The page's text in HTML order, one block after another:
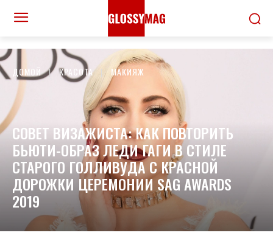
ДОМОЙ КРАСОТА МАКИЯЖ
СОВЕТ ВИЗАЖИСТА: КАК ПОВТОРИТЬ
БЬЮТИ-ОБРАЗ ЛЕДИ ГАГИ В СТИЛЕ
СТАРОГО ГОЛЛИВУДА С КРАСНОЙ
ДОРОЖКИ ЦЕРЕМОНИИ SAG AWARDS
2019